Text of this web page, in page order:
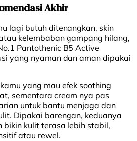
Akhir
lagi butuh ditenangkan, skin
kelembaban gampang hilang,
Pantothenic B5 Active
yang nyaman dan aman dipakai
yang mau efek soothing
sementara cream nya pas
untuk bantu menjaga dan
Dipakai barengan, keduanya
bikin kulit terasa lebih stabil,
atau rewel.